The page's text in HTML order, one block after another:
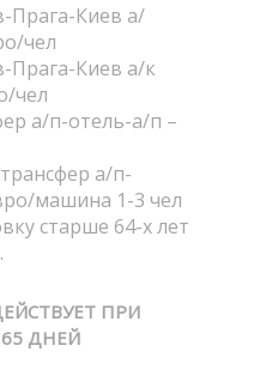
Прага-Киев а/
чел
Прага-Киев а/к
чел
а/п-отель-а/п –
а/п-
машина 1-3 чел
старше 64-х лет
ПРИ
ДНЕЙ